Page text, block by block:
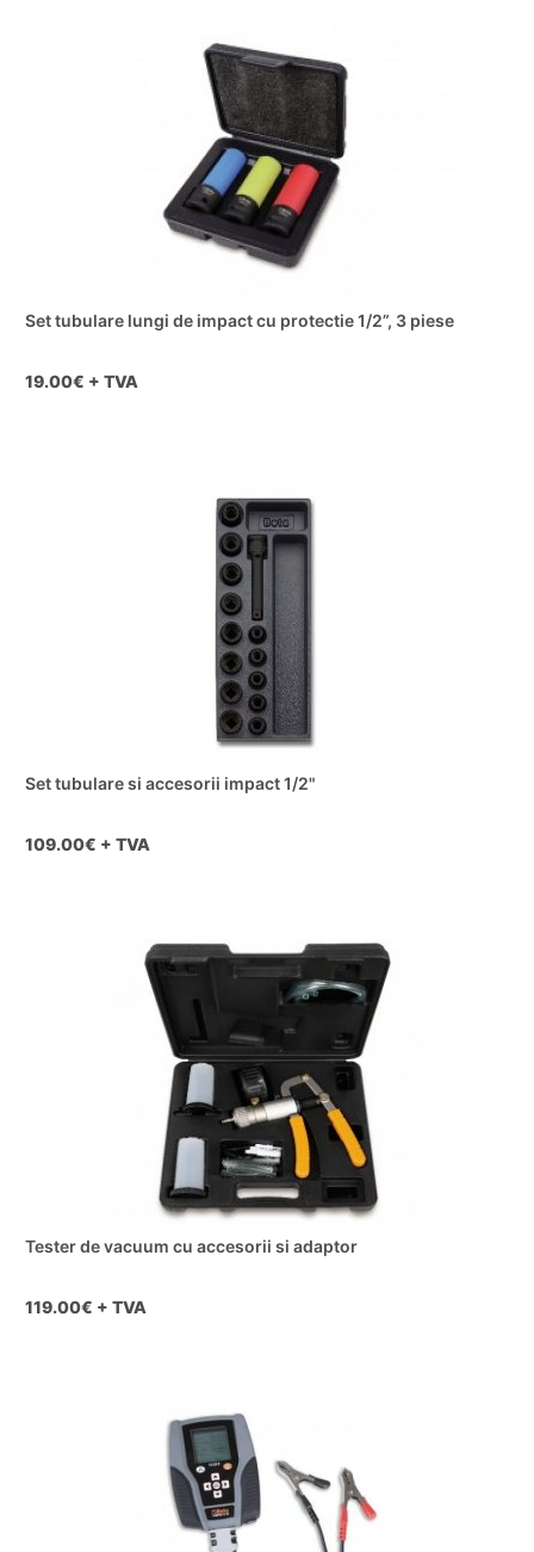
Set tubulare lungi de impact cu protectie 1/2”, 3 piese
19.00€ + TVA
Set tubulare si accesorii impact 1/2"
109.00€ + TVA
Tester de vacuum cu accesorii si adaptor
119.00€ + TVA